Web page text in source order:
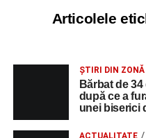
Articolele
ȘTIRI DIN ZONĂ
Bărbat de
după ce a
unei biserici
ACTUALITATE